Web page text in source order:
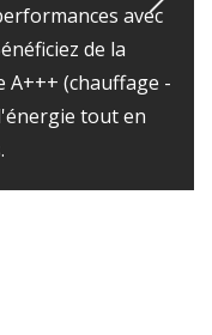
avec
de la
A+++ (chauffage -
tout en